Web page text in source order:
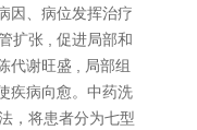
因、病位发挥治疗
扩张 , 促进局部和
代谢旺盛 , 局部组
疾病向愈。中药洗
，将患者分为七型